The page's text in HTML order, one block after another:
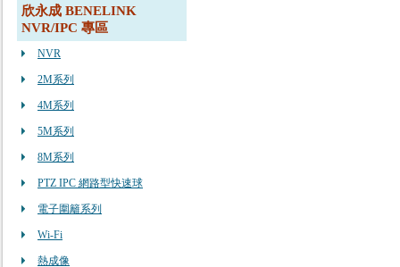
欣永成 BENELINK
NVR/IPC 專區
NVR
2M系列
4M系列
5M系列
8M系列
PTZ IPC 網路型快速球
電子圍籬系列
Wi-Fi
熱成像